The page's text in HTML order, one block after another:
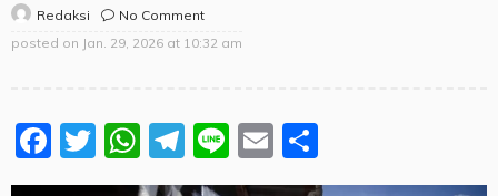
Redaksi
No Comment
posted on Jan. 29, 2026 at 10:32 am
Facebook
Twitter
WhatsApp
Telegram
LineEmail